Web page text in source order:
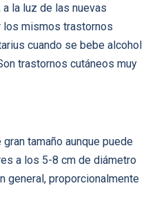
la luz de las nuevas
los mismos trastornos
cuando se bebe alcohol
trastornos cutáneos muy
tamaño aunque puede
a los 5-8 cm de diámetro
general, proporcionalmente